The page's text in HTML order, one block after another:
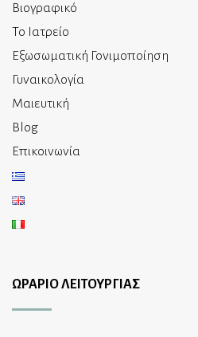
Βιογραφικό
Το Ιατρείο
Εξωσωματική Γονιμοποίηση
Γυναικολογία
Μαιευτική
Blog
Επικοινωνία
ΩΡΑΡΙΟ ΛΕΙΤΟΥΡΓΙΑΣ